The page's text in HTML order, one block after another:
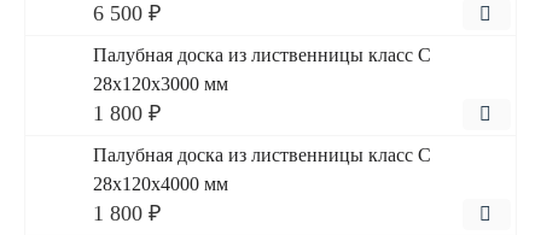
6 500 ₽
Палубная доска из лиственницы класс С
28x120x3000 мм
1 800 ₽
Палубная доска из лиственницы класс С
28x120x4000 мм
1 800 ₽